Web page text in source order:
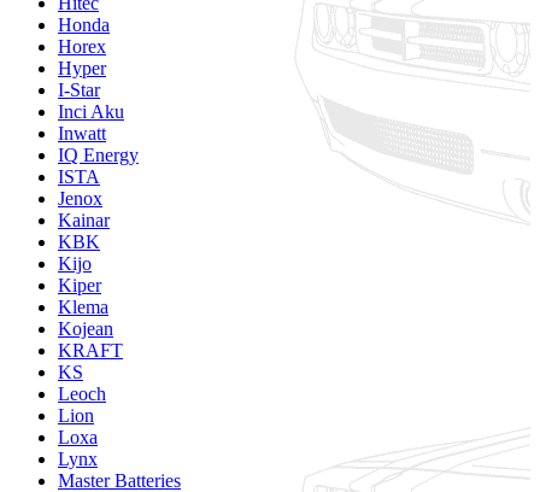
Honda
Horex
Hyper
I-Star
Inci Aku
Inwatt
IQ Energy
ISTA
Jenox
Kainar
KBK
Kijo
Kiper
Klema
Kojean
KRAFT
KS
Leoch
Lion
Loxa
Lynx
Master Batteries